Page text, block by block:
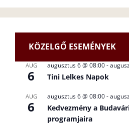
KÖZELGŐ ESEMÉNYEK
AUG
6
augusztus 6 @ 08:00-
Tini Lelkes Napok
AUG
6
augusztus 6 @ 08:00-
Kedvezmény a
programjaira